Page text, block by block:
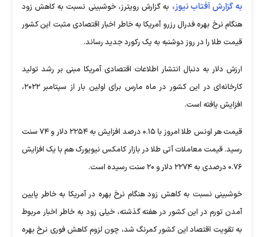
به گزارش آفتاب نیوز، به گزارش رویترز، خوشبینی نسبت به کاهش زود
هنگام نرخ بهره فدرال رزرو آمریکا به خاطر اخبار اقتصادی مثبت این کشور
قیمت طلا را در روز دوشنبه به یک رکورد جدید رساند.
ارزش دلار به دنبال انتشار اطلاعات اقتصادی آمریکا مبنی بر رشد تولید
کارخانه‌ای در این کشور در ماه مارس برای اولین بار از سپتامبر ۲۰۲۲،
افزایش یافته است.
قیمت هر اونس طلا امروز با ۰.۱۵ درصد افزایش به ۲۲۵۴ دلار و ۷۴ سنت
رسید. قیمت معاملات آتی طلا در بازار کامکس نیویورک هم با یک افزایش
۰.۷۶ درصدی به ۲۲۷۴ دلار و ۲۰ سنت رسیده است.
خوشبینی نسبت به کاهش زود هنگام نرخ بهره در آمریکا به خاطر پایین
آمدن تورم در این کشور در هفته گذشته، خیلی زود به خاطر اخبار مربوط
به تقویت اقتصاد این کشور کمرنگ شد، چون لزوم کاهش فوری نرخ بهره